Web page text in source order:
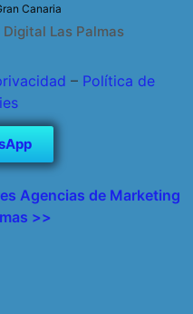
Canaria
Las Palmas
– Política de
Agencias de Marketing
>>